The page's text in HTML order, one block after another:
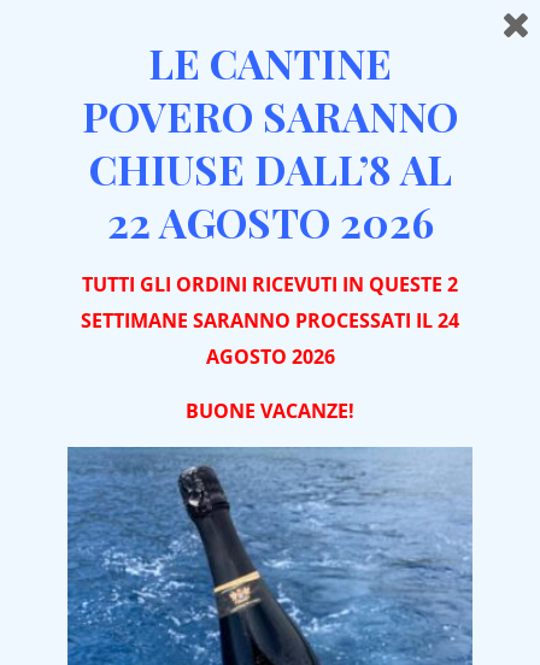
Mostra Sidebar
LE CANTINE
POVERO SARANNO
CHIUSE DALL’8 AL
22 AGOSTO 2026
TUTTI GLI ORDINI RICEVUTI IN QUESTE 2
SETTIMANE SARANNO PROCESSATI IL 24
AGOSTO 2026
BUONE VACANZE!